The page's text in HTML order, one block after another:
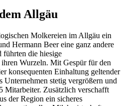
Allgäu
Molkereien im Allgäu ein
Hermann Beer eine ganz andere
die hiesige
Wurzeln. Mit Gespür für den
konsequenten Einhaltung geltender
stetig vergrößern und
Mitarbeiter. Zusätzlich verschafft
der Region ein sicheres